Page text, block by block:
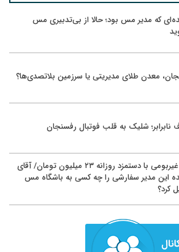
که مدیر مس بود؛ حالا از بی‌تدبیری مس
معدن طلای مدیریتی یا سرزمین بلاتصدی‌ها؟
نابرابر؛ شلیک به قلب فوتبال رفسنجان
مدیر غیربومی با دستمزد روزانه ۲۳ میلیون تومان/ آقای
این مدیر سفارشی را چه کسی به باشگاه مس
کرد؟